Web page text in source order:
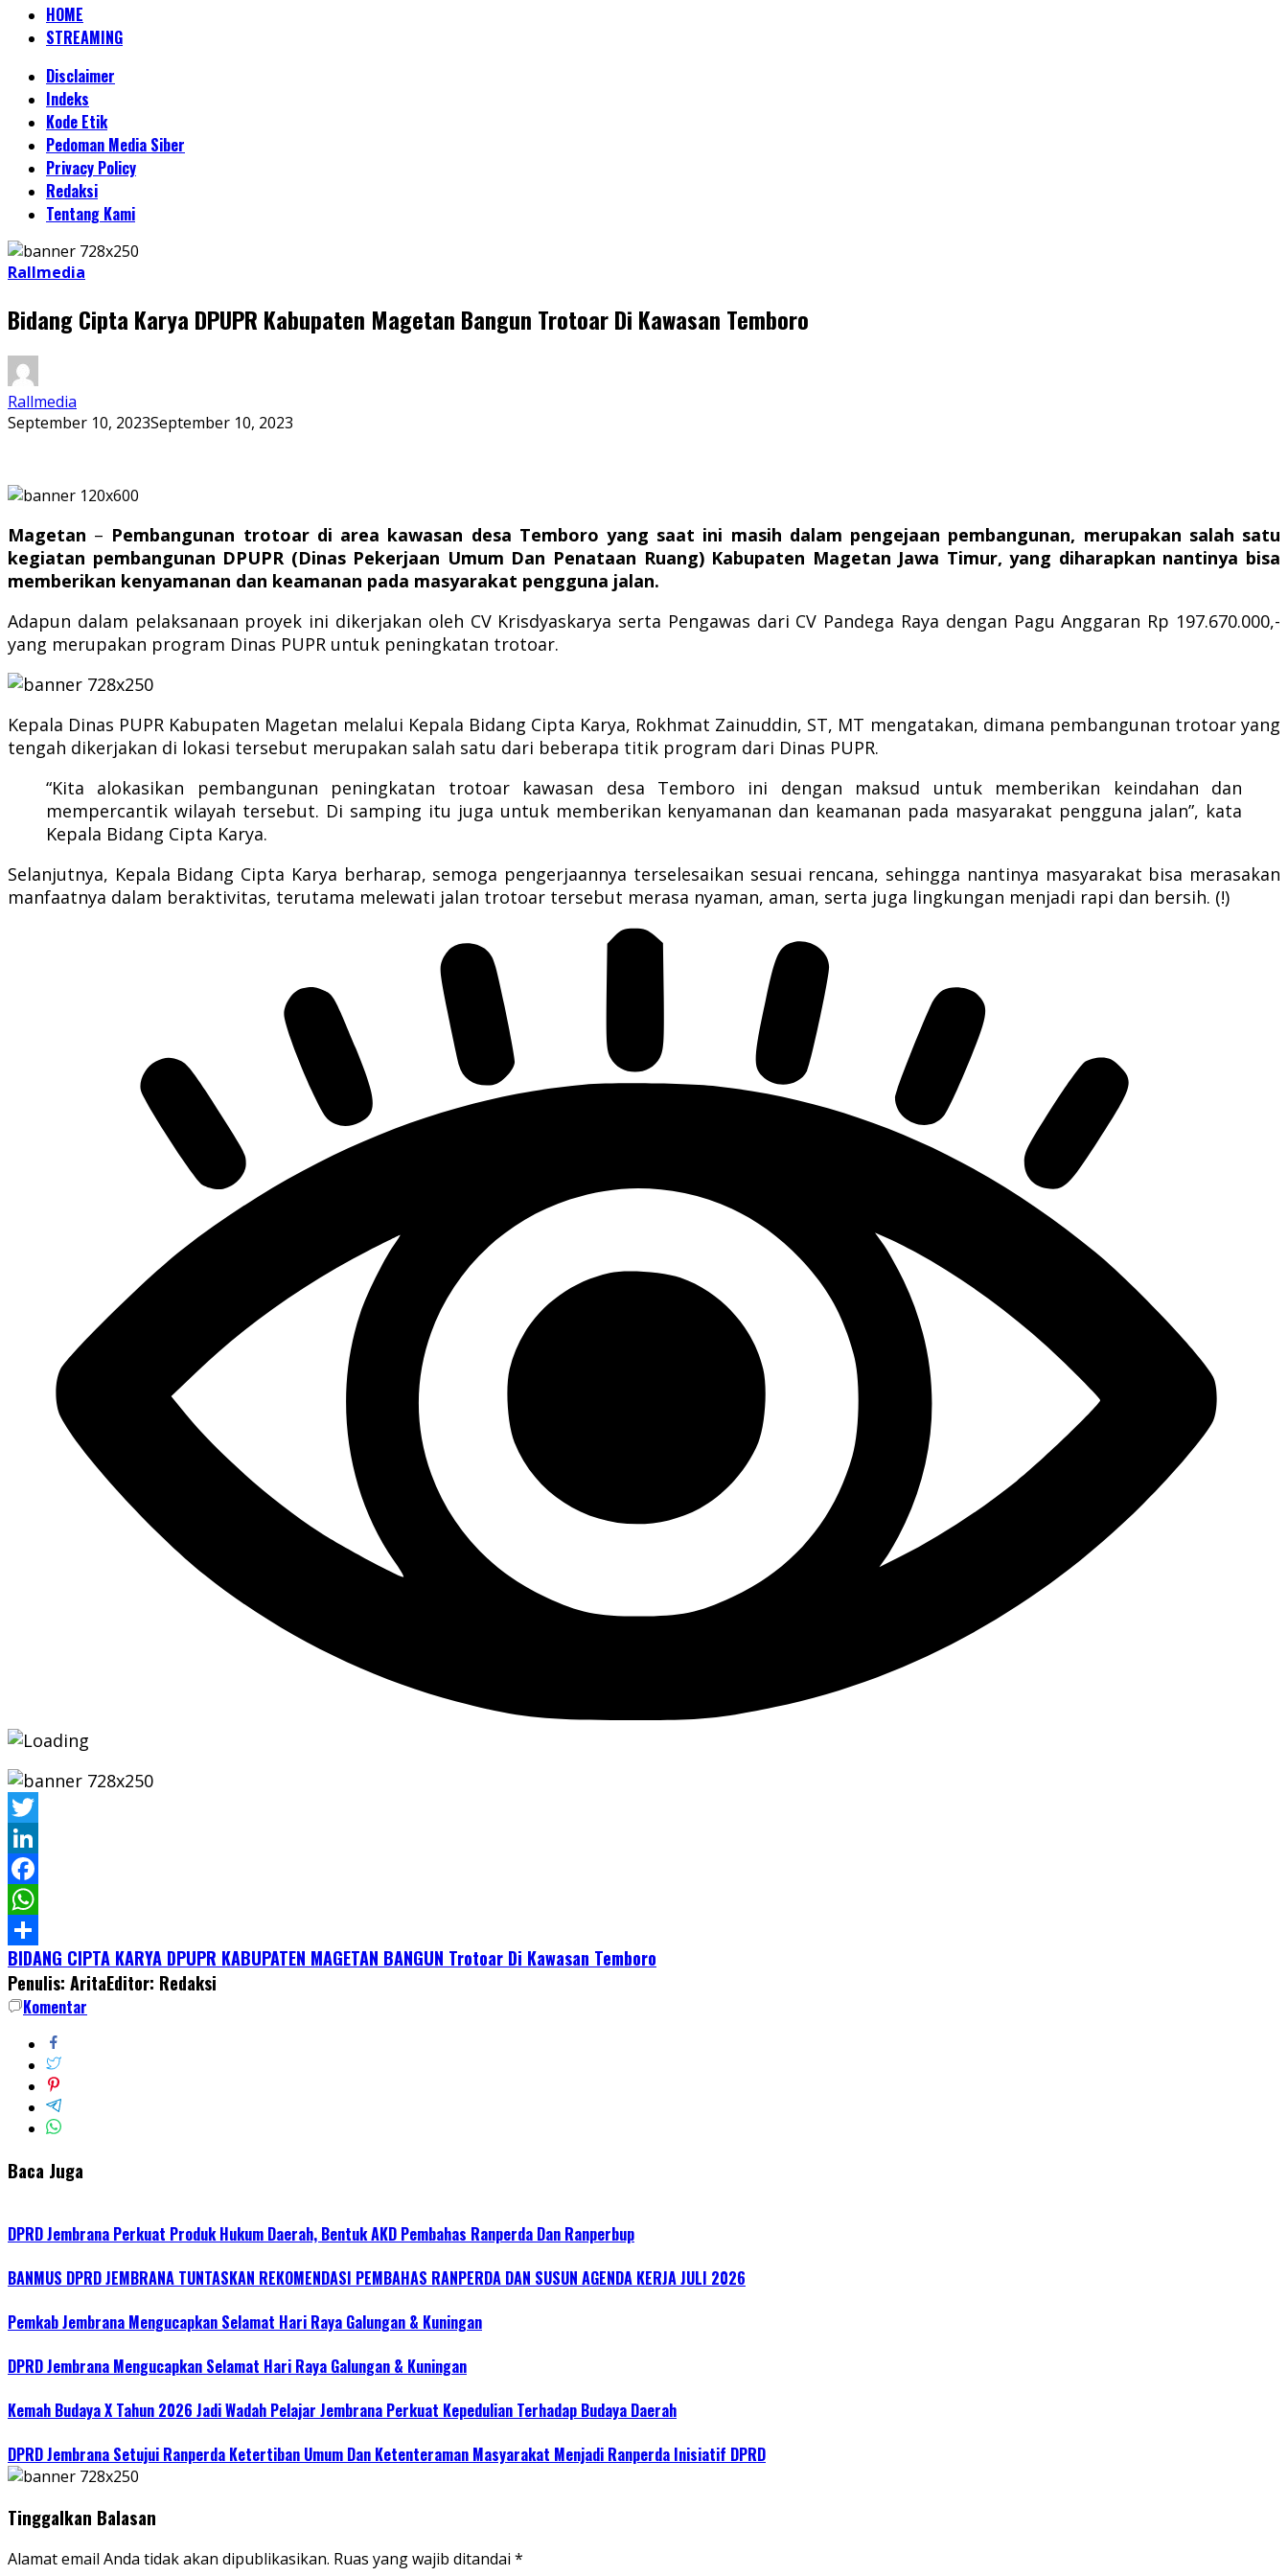
HOME
STREAMING
Disclaimer
Indeks
Kode Etik
Pedoman Media Siber
Privacy Policy
Redaksi
Tentang Kami
Rallmedia
Bidang Cipta Karya DPUPR Kabupaten Magetan Bangun Trotoar Di Kawasan Temboro
Rallmedia
September 10, 2023September 10, 2023
Magetan – Pembangunan trotoar di area kawasan desa Temboro yang saat ini masih dalam pengejaan pembangunan, merupakan salah satu
kegiatan pembangunan DPUPR (Dinas Pekerjaan Umum Dan Penataan Ruang) Kabupaten Magetan Jawa Timur, yang diharapkan nantinya bisa
memberikan kenyamanan dan keamanan pada masyarakat pengguna jalan.
Adapun dalam pelaksanaan proyek ini dikerjakan oleh CV Krisdyaskarya serta Pengawas dari CV Pandega Raya dengan Pagu Anggaran Rp 197.670.000,-
yang merupakan program Dinas PUPR untuk peningkatan trotoar.
Kepala Dinas PUPR Kabupaten Magetan melalui Kepala Bidang Cipta Karya, Rokhmat Zainuddin, ST, MT mengatakan, dimana pembangunan trotoar yang
tengah dikerjakan di lokasi tersebut merupakan salah satu dari beberapa titik program dari Dinas PUPR.
“Kita alokasikan pembangunan peningkatan trotoar kawasan desa Temboro ini dengan maksud untuk memberikan keindahan dan
mempercantik wilayah tersebut. Di samping itu juga untuk memberikan kenyamanan dan keamanan pada masyarakat pengguna jalan”, kata
Kepala Bidang Cipta Karya.
Selanjutnya, Kepala Bidang Cipta Karya berharap, semoga pengerjaannya terselesaikan sesuai rencana, sehingga nantinya masyarakat bisa merasakan
manfaatnya dalam beraktivitas, terutama melewati jalan trotoar tersebut merasa nyaman, aman, serta juga lingkungan menjadi rapi dan bersih. (!)
Twitter
LinkedIn
Facebook
WhatsApp
Share
BIDANG CIPTA KARYA DPUPR KABUPATEN MAGETAN BANGUN Trotoar Di Kawasan Temboro
Penulis: AritaEditor: Redaksi
Komentar
Baca Juga
DPRD Jembrana Perkuat Produk Hukum Daerah, Bentuk AKD Pembahas Ranperda Dan Ranperbup
BANMUS DPRD JEMBRANA TUNTASKAN REKOMENDASI PEMBAHAS RANPERDA DAN SUSUN AGENDA KERJA JULI 2026
Pemkab Jembrana Mengucapkan Selamat Hari Raya Galungan & Kuningan
DPRD Jembrana Mengucapkan Selamat Hari Raya Galungan & Kuningan
Kemah Budaya X Tahun 2026 Jadi Wadah Pelajar Jembrana Perkuat Kepedulian Terhadap Budaya Daerah
DPRD Jembrana Setujui Ranperda Ketertiban Umum Dan Ketenteraman Masyarakat Menjadi Ranperda Inisiatif DPRD
Tinggalkan Balasan
Alamat email Anda tidak akan dipublikasikan. Ruas yang wajib ditandai *